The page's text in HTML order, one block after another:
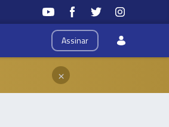
Assinar
×